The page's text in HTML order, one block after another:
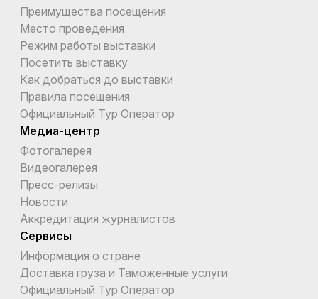
Преимущества посещения
Место проведения
Режим работы выставки
Посетить выставку
Как добраться до выставки
Правила посещения
Официальный Тур Оператор
Медиа-центр
Фотогалерея
Видеогалерея
Пресс-релизы
Новости
Аккредитация журналистов
Сервисы
Информация о стране
Доставка груза и Таможенные услуги
Официальный Тур Оператор